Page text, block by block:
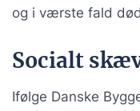
og i værste fald
Socialt
Ifølge Danske